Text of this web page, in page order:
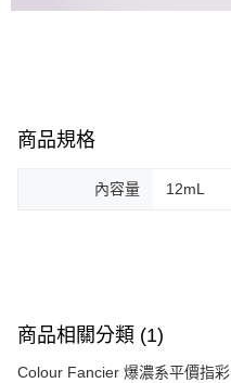
商品規格
內容量 12mL
商品相關分類 (1)
Colour Fancier 爆濃系平價指彩